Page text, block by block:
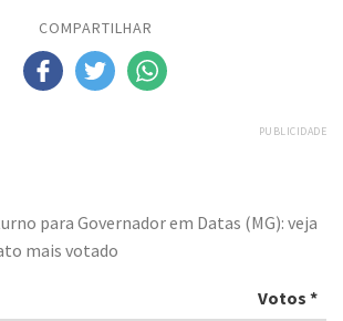
COMPARTILHAR
PUBLICIDADE
para Governador em Datas (MG): veja
mais votado
Votos *